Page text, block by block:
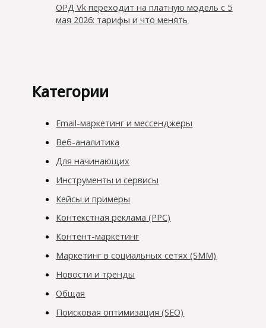
ОРД Vk переходит на платную модель с 5
мая 2026: тарифы и что менять
Категории
Email-маркетинг и мессенджеры
Веб-аналитика
Для начинающих
Инструменты и сервисы
Кейсы и примеры
Контекстная реклама (PPC)
Контент-маркетинг
Маркетинг в социальных сетях (SMM)
Новости и тренды
Общая
Поисковая оптимизация (SEO)